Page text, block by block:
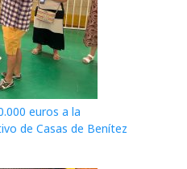
euros a la
de Casas de Benítez